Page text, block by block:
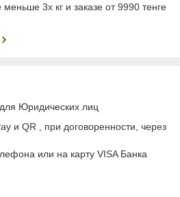
3х кг и заказе от 9990 тенге
Юридических лиц
и QR , при договоренности, через
или на карту VISA Банка